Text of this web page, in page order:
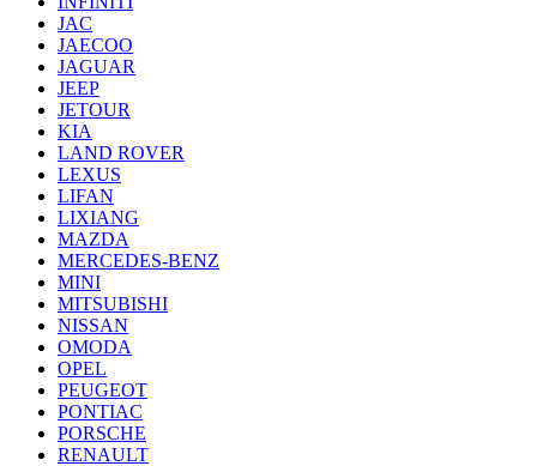
JAC
JAECOO
JAGUAR
JEEP
JETOUR
KIA
LAND ROVER
LEXUS
LIFAN
LIXIANG
MAZDA
MERCEDES-BENZ
MINI
MITSUBISHI
NISSAN
OMODA
OPEL
PEUGEOT
PONTIAC
PORSCHE
RENAULT